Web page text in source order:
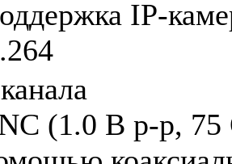
IP-
(1.0 В p-p, 75